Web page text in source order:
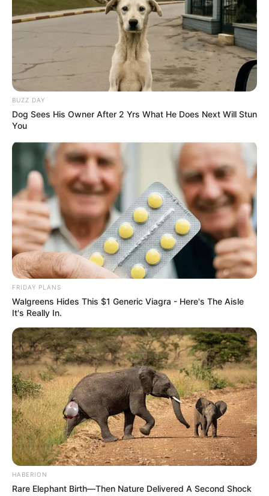
BUZZ DAY
Dog Sees His Owner After 2 Yrs What He Does Next Will Stun
You
FRIDAY PLANS
Walgreens Hides This $1 Generic Viagra - Here's The Aisle
It's Really In.
HABERION
Rare Elephant Birth—Then Nature Delivered A Second Shock